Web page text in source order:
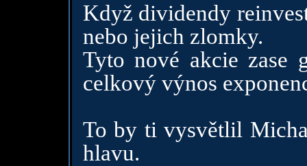
Když dividendy
nebo jejich zlomky.
Tyto nové akcie zase
celkový výnos
To by ti vysvětlil
hlavu.